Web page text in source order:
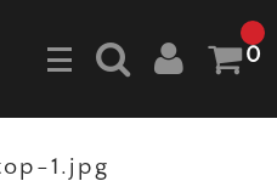
0
1.jpg